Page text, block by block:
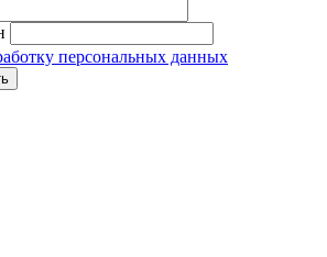
персональных данных